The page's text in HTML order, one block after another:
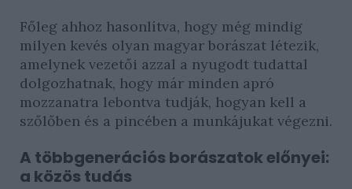
Főleg ahhoz hasonlítva, hogy még mindig
milyen kevés olyan magyar borászat létezik,
amelynek vezetői azzal a nyugodt tudattal
dolgozhatnak, hogy már minden apró
mozzanatra lebontva tudják, hogyan kell a
szőlőben és a pincében a munkájukat végezni.
A többgenerációs borászatok előnyei:
a közös tudás